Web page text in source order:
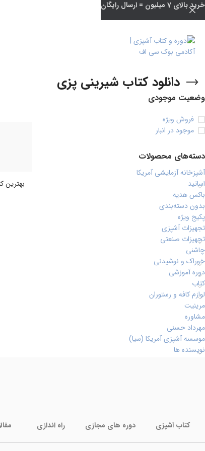
دانلود کتاب شیرینی پزی
وضعیت موجودی
فروش ویژه
موجود در انبار
دسته‌های محصولات
آشپزخانه آزمایشی آمریکا
اساتید
باکس هدیه
بدون دسته‌بندی
پکیج ویژه
تجهیزات آشپزی
تجهیزات صنعتی
چاشنی
خوراک و نوشیدنی
دوره آموزشی
کتاب
لوازم کافه و رستوران
مرینیت
مشاوره
مهرداد حسنی
موسسه آشپزی آمریکا (سیا)
نویسنده ها
بهترین
کتاب آشپزی دوره های مجازی راه اندازی
خرید بالای 7 میلیون = ارسال رایگان